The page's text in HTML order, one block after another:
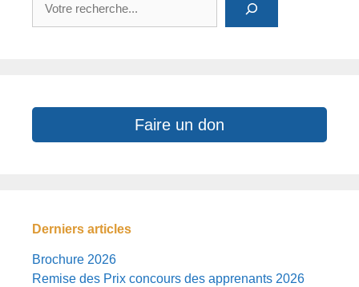
Faire un don
Derniers articles
Brochure 2026
Remise des Prix concours des apprenants 2026